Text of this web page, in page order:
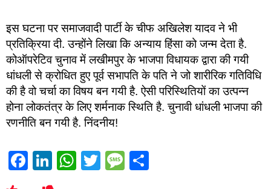
इस घटना पर समाजवादी पार्टी के चीफ अखिलेश यादव ने भी
प्रतिक्रिया दी. उन्होंने लिखा कि अन्याय हिंसा को जन्म देता है.
कोऑपरेटिव चुनाव में लखीमपुर के भाजपा विधायक द्वारा की गयी
धांधली से क्रोधित हुए पूर्व सभापति के पति ने जो शारीरिक गतिविधि
की है वो चर्चा का विषय बन गयी है. ऐसी परिस्थितियों का उत्पन्न
होना लोकतंत्र के लिए शर्मनाक स्थिति है. चुनावी धांधली भाजपा की
रणनीति बन गयी है. निंदनीय!
Facebook
LinkedIn
WhatsApp
TwitterMessage